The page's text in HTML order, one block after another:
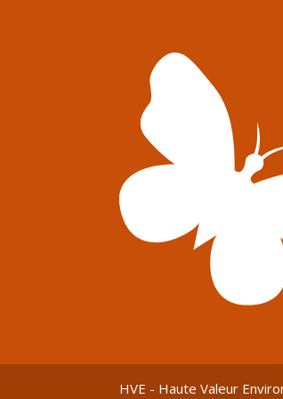
HVE - Haute Valeur